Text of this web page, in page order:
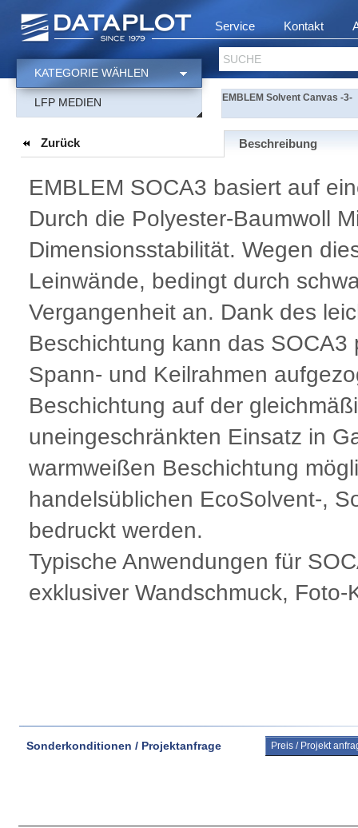
Service Kontakt
SUCHE
KATEGORIE WÄHLEN
LFP MEDIEN EMBLEM Solvent Canvas -3-
Zurück Beschreibung
EMBLEM SOCA3 basiert auf
Durch die Polyester-Baumwoll
Dimensionsstabilität. Wegen
Leinwände, bedingt durch
Vergangenheit an. Dank des
Beschichtung kann das
Spann- und Keilrahmen
Beschichtung auf der
uneingeschränkten Einsatz in
warmweißen Beschichtung
handelsüblichen EcoSolvent-,
bedruckt werden.
Typische Anwendungen für
exklusiver Wandschmuck,
Sonderkonditionen / Projektanfrage Preis / Projekt